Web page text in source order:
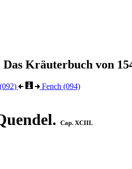
Kräuterbuch von
Fench (094)
Cap. XCIII.